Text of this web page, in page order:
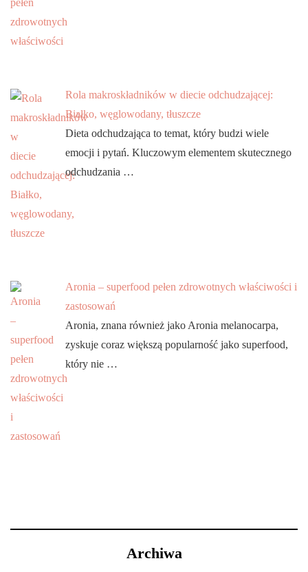
Rola makroskładników w diecie odchudzającej:
Białko, węglowodany, tłuszcze
Dieta odchudzająca to temat, który budzi wiele
emocji i pytań. Kluczowym elementem skutecznego
odchudzania …
Aronia – superfood pełen zdrowotnych właściwości i
zastosowań
Aronia, znana również jako Aronia melanocarpa,
zyskuje coraz większą popularność jako superfood,
który nie …
Archiwa